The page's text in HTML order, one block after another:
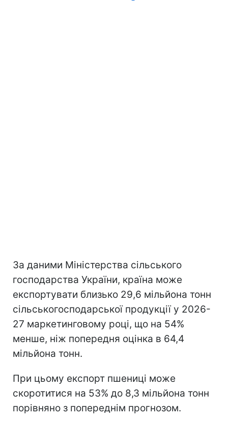
За даними Міністерства сільського
господарства України, країна може
експортувати близько 29,6 мільйона тонн
сільськогосподарської продукції у 2026-
27 маркетинговому році, що на 54%
менше, ніж попередня оцінка в 64,4
мільйона тонн.
При цьому експорт пшениці може
скоротитися на 53% до 8,3 мільйона тонн
порівняно з попереднім прогнозом.